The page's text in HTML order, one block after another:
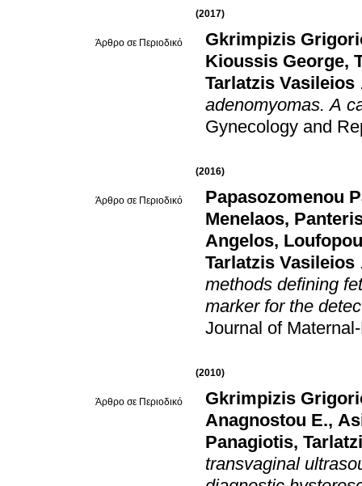
(2017)
Άρθρο σε Περιοδικό
Gkrimpizis
Kioussis George,
Tarlatzis Vasileios
adenomyomas. A
Gynecology and
(2016)
Άρθρο σε Περιοδικό
Papasozomenou
Menelaos,
Angelos,
Tarlatzis Vasileios
methods defining
marker for the
Journal of
(2010)
Άρθρο σε Περιοδικό
Gkrimpizis
Anagnostou E.,
Panagiotis,
transvaginal